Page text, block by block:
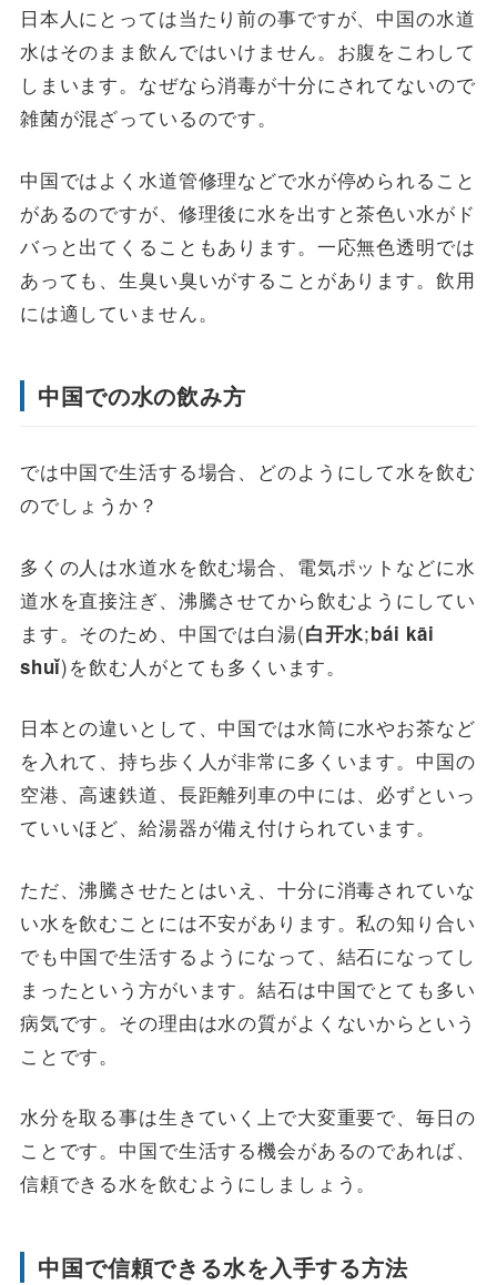
日本人にとっては当たり前の事ですが、中国の水道
水はそのまま飲んではいけません。お腹をこわして
しまいます。なぜなら消毒が十分にされてないので
雑菌が混ざっているのです。
中国ではよく水道管修理などで水が停められること
があるのですが、修理後に水を出すと茶色い水がド
バっと出てくることもあります。一応無色透明では
あっても、生臭い臭いがすることがあります。飲用
には適していません。
中国での水の飲み方
では中国で生活する場合、どのようにして水を飲む
のでしょうか？
多くの人は水道水を飲む場合、電気ポットなどに水
道水を直接注ぎ、沸騰させてから飲むようにしてい
ます。そのため、中国では白湯(白开水;bái kāi
shuǐ)を飲む人がとても多くいます。
日本との違いとして、中国では水筒に水やお茶など
を入れて、持ち歩く人が非常に多くいます。中国の
空港、高速鉄道、長距離列車の中には、必ずといっ
ていいほど、給湯器が備え付けられています。
ただ、沸騰させたとはいえ、十分に消毒されていな
い水を飲むことには不安があります。私の知り合い
でも中国で生活するようになって、結石になってし
まったという方がいます。結石は中国でとても多い
病気です。その理由は水の質がよくないからという
ことです。
水分を取る事は生きていく上で大変重要で、毎日の
ことです。中国で生活する機会があるのであれば、
信頼できる水を飲むようにしましょう。
中国で信頼できる水を入手する方法